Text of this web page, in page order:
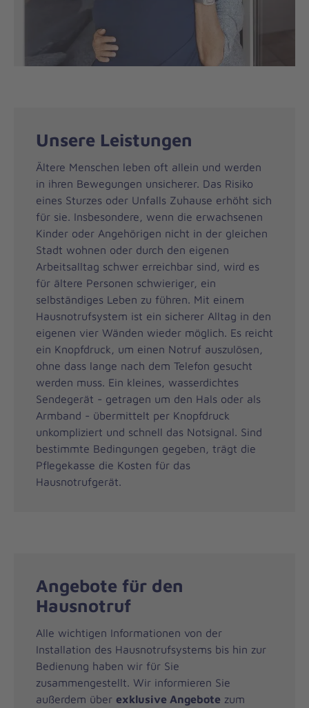
Unsere Leistungen
Ältere Menschen leben oft allein und werden
in ihren Bewegungen unsicherer. Das Risiko
eines Sturzes oder Unfalls Zuhause erhöht sich
für sie. Insbesondere, wenn die erwachsenen
Kinder oder Angehörigen nicht in der gleichen
Stadt wohnen oder durch den eigenen
Arbeitsalltag schwer erreichbar sind, wird es
für ältere Personen schwieriger, ein
selbständiges Leben zu führen. Mit einem
Hausnotrufsystem ist ein sicherer Alltag in den
eigenen vier Wänden wieder möglich. Es reicht
ein Knopfdruck, um einen Notruf auszulösen,
ohne dass lange nach dem Telefon gesucht
werden muss. Ein kleines, wasserdichtes
Sendegerät - getragen um den Hals oder als
Armband - übermittelt per Knopfdruck
unkompliziert und schnell das Notsignal. Sind
bestimmte Bedingungen gegeben, trägt die
Pflegekasse die Kosten für das
Hausnotrufgerät.
Angebote für den
Hausnotruf
Alle wichtigen Informationen von der
Installation des Hausnotrufsystems bis hin zur
Bedienung haben wir für Sie
zusammengestellt. Wir informieren Sie
außerdem über exklusive Angebote zum